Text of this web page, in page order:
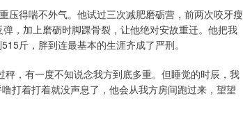
压得喘不外气。他试过三次减肥磨砺营，前两次咬牙瘦
，加上磨砺时脚踝骨裂，让他绝对安故重迁。他把我
斤，胖到连最基本的生涯齐成了严刑。
，有一度不知说念我方到底多重。但睡觉的时辰，我
打着打着就没声息了，他会从我方房间跑过来，望望